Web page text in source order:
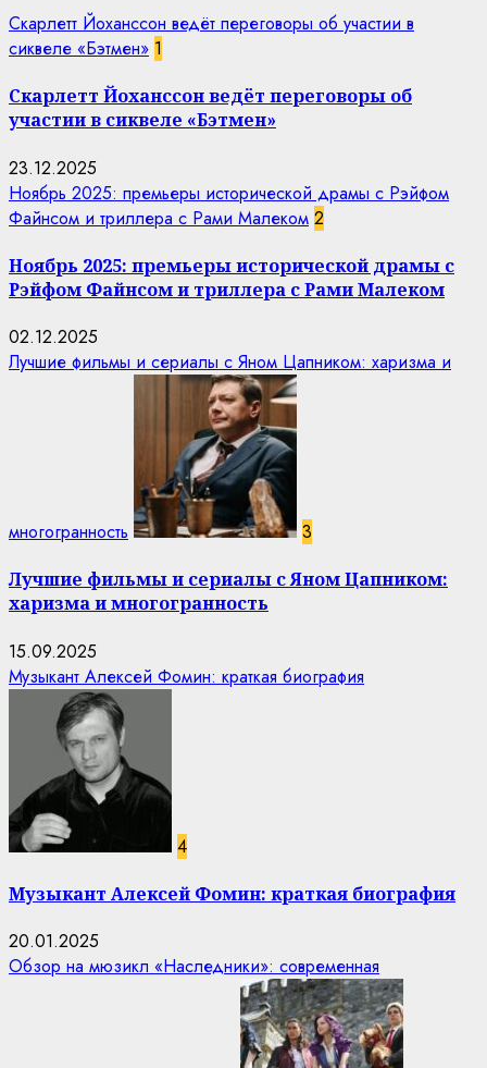
Скарлетт Йоханссон ведёт переговоры об участии в
сиквеле «Бэтмен» 1
Скарлетт Йоханссон ведёт переговоры об
участии в сиквеле «Бэтмен»
23.12.2025
Ноябрь 2025: премьеры исторической драмы с Рэйфом
Файнсом и триллера с Рами Малеком 2
Ноябрь 2025: премьеры исторической драмы с
Рэйфом Файнсом и триллера с Рами Малеком
02.12.2025
Лучшие фильмы и сериалы с Яном Цапником: харизма и
многогранность 3
Лучшие фильмы и сериалы с Яном Цапником:
харизма и многогранность
15.09.2025
Музыкант Алексей Фомин: краткая биография
4
Музыкант Алексей Фомин: краткая биография
20.01.2025
Обзор на мюзикл «Наследники»: современная